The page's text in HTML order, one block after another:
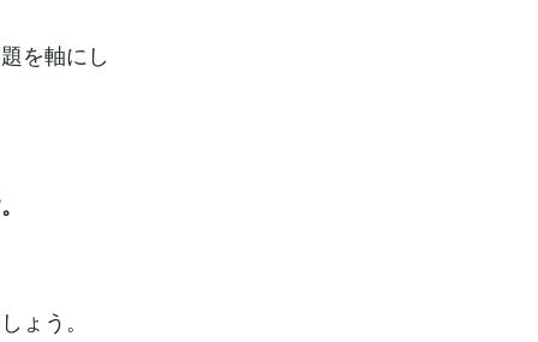
を軸にし
ょう。